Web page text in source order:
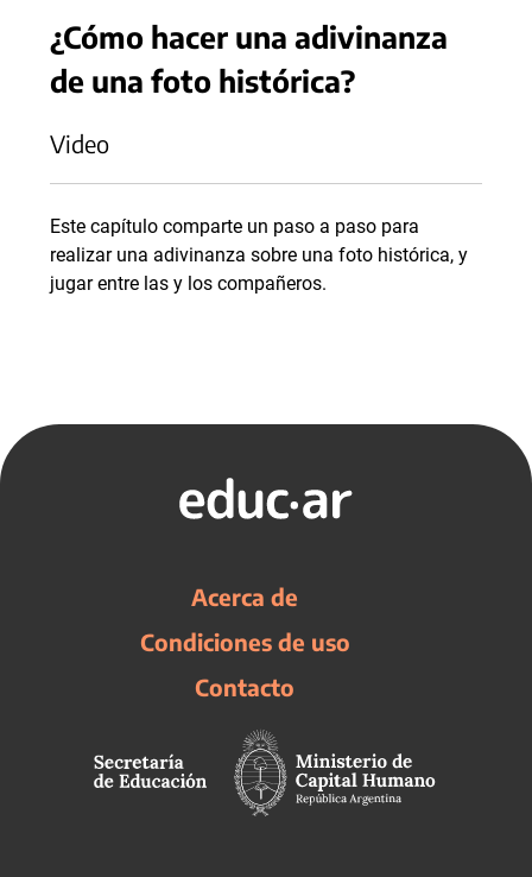
¿Cómo hacer una adivinanza
de una foto histórica?
Video
Este capítulo comparte un paso a paso para
realizar una adivinanza sobre una foto histórica, y
jugar entre las y los compañeros.
Acerca de
Condiciones de uso
Contacto